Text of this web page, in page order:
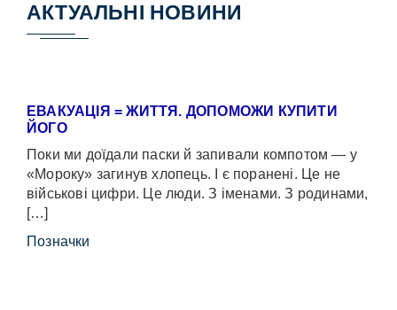
АКТУАЛЬНІ НОВИНИ
ЕВАКУАЦІЯ = ЖИТТЯ. ДОПОМОЖИ КУПИТИ
ЙОГО
Поки ми доїдали паски й запивали компотом — у
«Мороку» загинув хлопець. І є поранені. Це не
військові цифри. Це люди. З іменами. З родинами,
[…]
Позначки